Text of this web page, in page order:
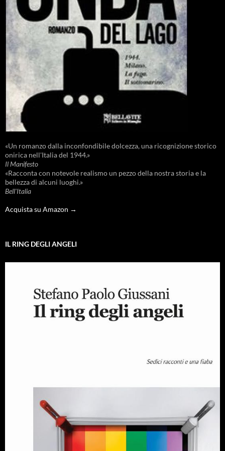
«Un romanzo dalla inconfondibile dolcezza, una ricognizione storico
onirica nell'Italia del 1944.»
Il Manifesto
«Racconta con notevole realismo un pezzo della nostra storia e la
bellezza di alcuni luoghi.»
Bell'Italia
Acquista su Amazon →
IL RING DEGLI ANGELI